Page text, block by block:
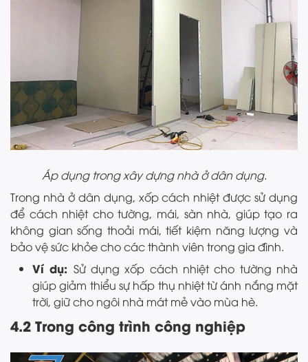
Áp dụng trong xây dựng nhà ở dân dụng.
Trong nhà ở dân dụng, xốp cách nhiệt được sử dụng
để cách nhiệt cho tường, mái, sàn nhà, giúp tạo ra
không gian sống thoải mái, tiết kiệm năng lượng và
bảo vệ sức khỏe cho các thành viên trong gia đình.
Ví dụ: Sử dụng xốp cách nhiệt cho tường nhà
giúp giảm thiểu sự hấp thụ nhiệt từ ánh nắng mặt
trời, giữ cho ngôi nhà mát mẻ vào mùa hè.
4.2 Trong công trình công nghiệp